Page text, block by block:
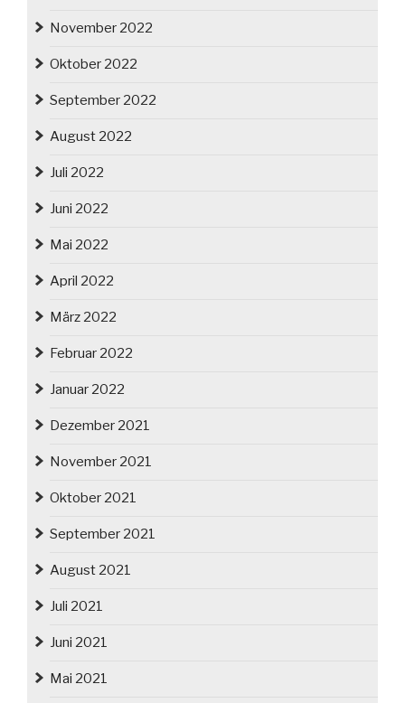
November 2022
Oktober 2022
September 2022
August 2022
Juli 2022
Juni 2022
Mai 2022
April 2022
März 2022
Februar 2022
Januar 2022
Dezember 2021
November 2021
Oktober 2021
September 2021
August 2021
Juli 2021
Juni 2021
Mai 2021